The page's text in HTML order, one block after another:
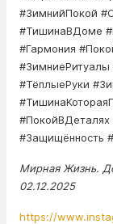
#ЗимнийПокой
#ТишинаВДоме
#Гармония
#ЗимниеРитуалы
#ТёплыеРуки
#Защищённость
Мирная Жизнь.
02.12.2025
https://